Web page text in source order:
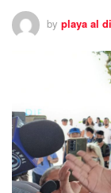
by playa al